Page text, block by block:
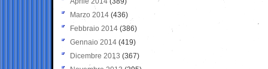
Marzo 2014 (436)
Febbraio 2014 (386)
Gennaio 2014 (419)
Dicembre 2013 (367)